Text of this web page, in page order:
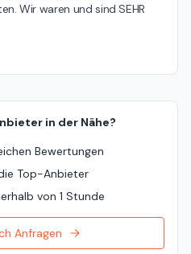
Wir waren und sind SEHR
in der Nähe?
Bewertungen
Top-Anbieter
von 1 Stunde
Anfragen